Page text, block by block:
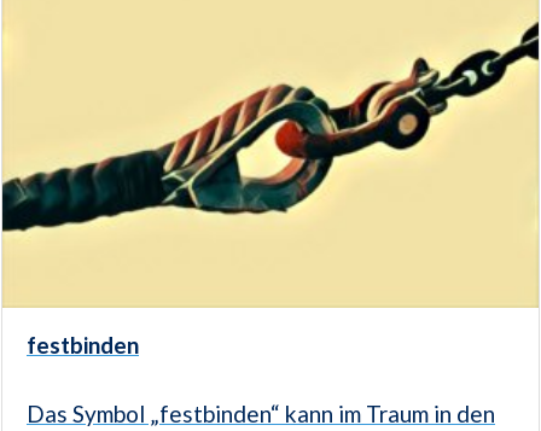
festbinden
Das Symbol „festbinden“ kann im Traum in den